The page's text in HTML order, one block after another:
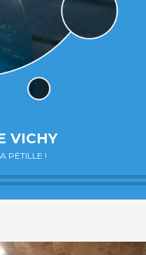
VICHY
PÉTILLE !